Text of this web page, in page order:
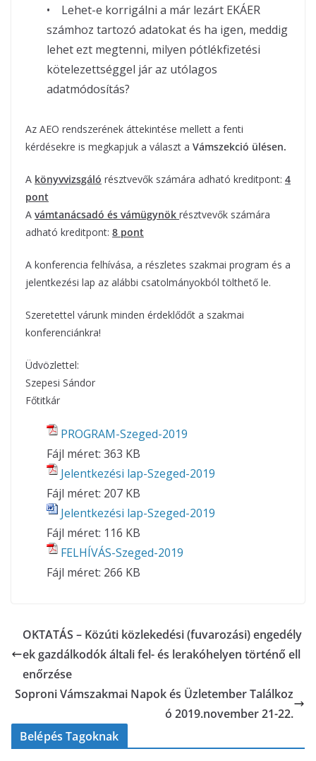
• Lehet-e korrigálni a már lezárt EKÁER
számhoz tartozó adatokat és ha igen, meddig
lehet ezt megtenni, milyen pótlékfizetési
kötelezettséggel jár az utólagos
adatmódosítás?
Az AEO rendszerének áttekintése mellett a fenti
kérdésekre is megkapjuk a választ a Vámszekció ülésen.
A könyvvizsgáló résztvevők számára adható kreditpont: 4
pont
A vámtanácsadó és vámügynök résztvevők számára
adható kreditpont: 8 pont
A konferencia felhívása, a részletes szakmai program és a
jelentkezési lap az alábbi csatolmányokból tölthető le.
Szeretettel várunk minden érdeklődőt a szakmai
konferenciánkra!
Üdvözlettel:
Szepesi Sándor
Főtitkár
PROGRAM-Szeged-2019
Fájl méret: 363 KB
Jelentkezési lap-Szeged-2019
Fájl méret: 207 KB
Jelentkezési lap-Szeged-2019
Fájl méret: 116 KB
FELHÍVÁS-Szeged-2019
Fájl méret: 266 KB
OKTATÁS – Közúti közlekedési (fuvarozási) engedély
ek gazdálkodók általi fel- és lerakóhelyen történő ell
enőrzése
Soproni Vámszakmai Napok és Üzletember Találkoz
ó 2019.november 21-22.
Belépés Tagoknak